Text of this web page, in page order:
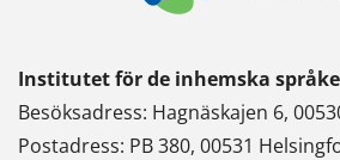
Institutet för de inhemska
Besöksadress: Hagnäskajen 6,
Postadress: PB 380, 00531